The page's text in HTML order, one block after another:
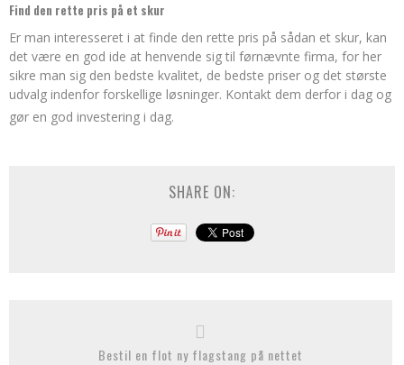
Find den rette pris på et skur
Er man interesseret i at finde den rette pris på sådan et skur, kan
det være en god ide at henvende sig til førnævnte firma, for her
sikre man sig den bedste kvalitet, de bedste priser og det største
udvalg indenfor forskellige løsninger. Kontakt dem derfor i dag og
gør en god investering i dag.
SHARE ON:
Bestil en flot ny flagstang på nettet